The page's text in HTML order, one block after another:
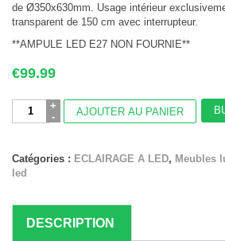
de Ø350x630mm. Usage intérieur
transparent de 150 cm avec interrupteur.
**AMPULE LED E27 NON FOURNIE**
€99.99
quantité
E27
table
joli
pied
AJOUTER AU PANIER
Catégories : ECLAIRAGE A LED, Meubles
led
DESCRIPTION